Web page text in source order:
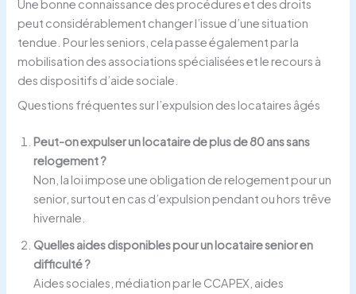
Une bonne connaissance des procédures et des droits
peut considérablement changer l’issue d’une situation
tendue. Pour les seniors, cela passe également par la
mobilisation des associations spécialisées et le recours à
des dispositifs d’aide sociale.
Questions fréquentes sur l’expulsion des locataires âgés
Peut-on expulser un locataire de plus de 80 ans sans
relogement ?
Non, la loi impose une obligation de relogement pour un
senior, surtout en cas d’expulsion pendant ou hors trêve
hivernale.
Quelles aides disponibles pour un locataire senior en
difficulté ?
Aides sociales, médiation par le CCAPEX, aides